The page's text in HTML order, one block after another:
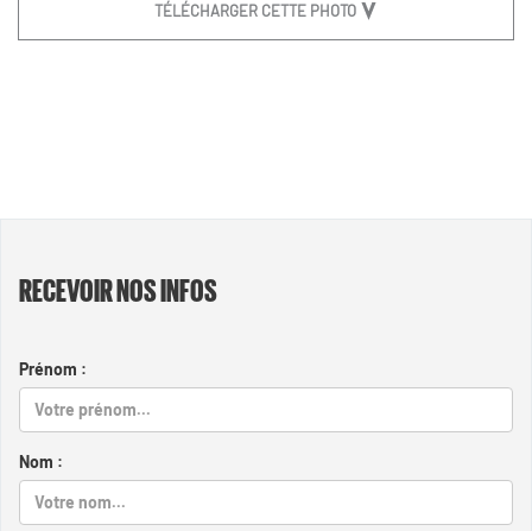
TÉLÉCHARGER CETTE PHOTO
RECEVOIR NOS INFOS
Prénom :
Nom :